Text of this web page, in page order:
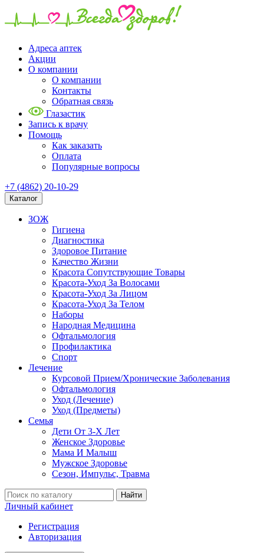
Адреса аптек
Акции
О компании
О компании
Контакты
Обратная связь
Глазастик
Запись к врачу
Помощь
Как заказать
Оплата
Популярные вопросы
+7 (4862) 20-10-29
Каталог
ЗОЖ
Гигиена
Диагностика
Здоровое Питание
Качество Жизни
Красота Сопутствующие Товары
Красота-Уход За Волосами
Красота-Уход За Лицом
Красота-Уход За Телом
Наборы
Народная Медицина
Офтальмология
Профилактика
Спорт
Лечение
Курсовой Прием/Хронические Заболевания
Офтальмология
Уход (Лечение)
Уход (Предметы)
Семья
Дети От 3-Х Лет
Женское Здоровье
Мама И Малыш
Мужское Здоровье
Сезон, Импульс, Травма
Найти
Личный кабинет
Регистрация
Авторизация